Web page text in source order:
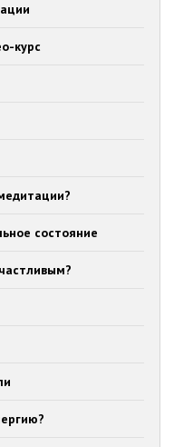
курс
состояние